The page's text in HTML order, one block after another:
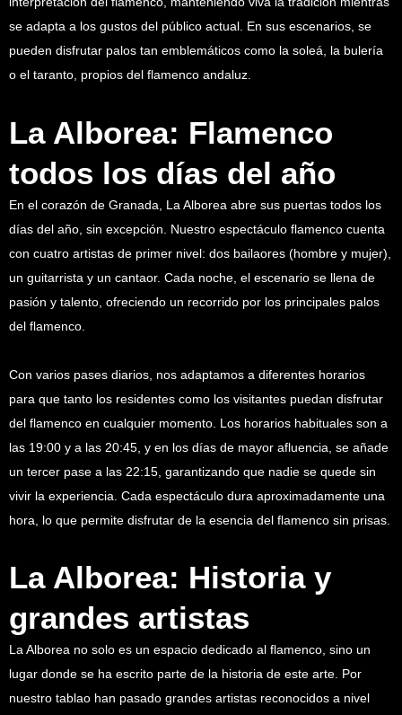
se adapta a los gustos del público actual. En sus escenarios, se
pueden disfrutar palos tan emblemáticos como la soleá, la bulería
o el taranto, propios del flamenco andaluz.
La Alborea: Flamenco
todos los días del año
En el corazón de Granada, La Alborea abre sus puertas todos los
días del año, sin excepción. Nuestro espectáculo flamenco cuenta
con cuatro artistas de primer nivel: dos bailaores (hombre y mujer),
un guitarrista y un cantaor. Cada noche, el escenario se llena de
pasión y talento, ofreciendo un recorrido por los principales palos
del flamenco.
Con varios pases diarios, nos adaptamos a diferentes horarios
para que tanto los residentes como los visitantes puedan disfrutar
del flamenco en cualquier momento. Los horarios habituales son a
las 19:00 y a las 20:45, y en los días de mayor afluencia, se añade
un tercer pase a las 22:15, garantizando que nadie se quede sin
vivir la experiencia. Cada espectáculo dura aproximadamente una
hora, lo que permite disfrutar de la esencia del flamenco sin prisas.
La Alborea: Historia y
grandes artistas
La Alborea no solo es un espacio dedicado al flamenco, sino un
lugar donde se ha escrito parte de la historia de este arte. Por
nuestro tablao han pasado grandes artistas reconocidos a nivel